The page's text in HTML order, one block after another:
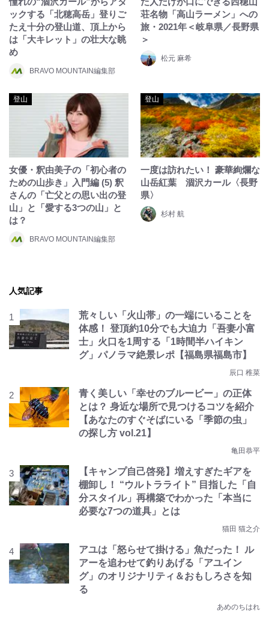
ックする「北穂高岳」登りご
たえ十分の登山道、頂上から
は「大キレット」の壮大な眺
め
BRAVO MOUNTAIN編集部
荘名物「高山ラーメン」への
旅・2021年＜岐阜県／長野県
＞
松元 麻希
登山
女優・釈由美子の「初心者の
ための山歩き」入門編 (5) 釈
さんの「亡父との思い出の登
山」と「愛する3つの山」と
は？
BRAVO MOUNTAIN編集部
登山
一度は訪れたい！ 豪華絢爛な
山岳紅葉 涸沢カール〈長野
県〉
杉村 航
人気記事
荒々しい「火山帯」の一端にいることを
体感！ 登頂約10分でも大迫力「吾妻小富
士」火口を1周する「1時間半ハイキン
グ」パノラマ絶景レポ【福島県福島市】
辰口 稚菜
青く美しい「幸せのブルービー」の正体
とは？ 身近な場所で見つけるコツを紹介
【あなたのすぐそばにいる「季節の虫」
の探し方 vol.21】
亀田恭平
【キャンプ自己啓発】増えすぎたギアを
棚卸し！ “ウルトラライト” 目指した「自
分スタイル」再構築でわかった「本当に
必要な7つの道具」とは
猫田 猫之介
アユは「怒らせて掛ける」魚だった！ ル
アーを追わせて釣りあげる「アユイン
グ」のオリジナリティ＆おもしろさを知
る
あめのちはれ